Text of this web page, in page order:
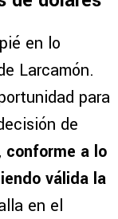
en lo
Larcamón.
para
de
conforme a lo
válida la
en el